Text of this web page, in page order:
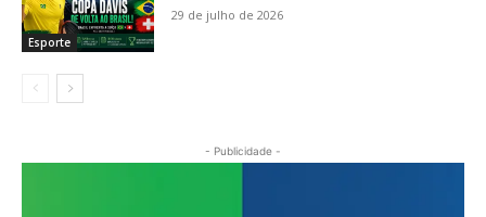
Esporte
29 de julho de 2026
- Publicidade -